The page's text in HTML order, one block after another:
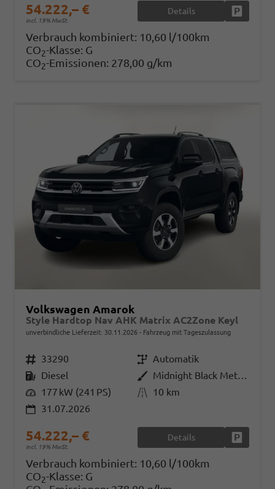
54.222,– €
incl. 19% MwSt.
Details
Verbrauch kombiniert: 10,60 l/100km
CO2-Klasse: G
CO2-Emissionen: 278,00 g/km
Volkswagen Amarok
Style Hardtop Nav AHK Matrix AC2Zone Keyl
unverbindliche Lieferzeit: 30.11.2026 Fahrzeug mit Tageszulassung
Fahrzeugnr. 33290 GetriebeAutomatik
Kraftstoff Diesel Außenfarbe
Midnight Black Metallic
Leistung 177 kW (241 PS) Kilometerstand 10 km
31.07.2026
54.222,– €
incl. 19% MwSt.
Details
Verbrauch kombiniert: 10,60 l/100km
CO2-Klasse: G